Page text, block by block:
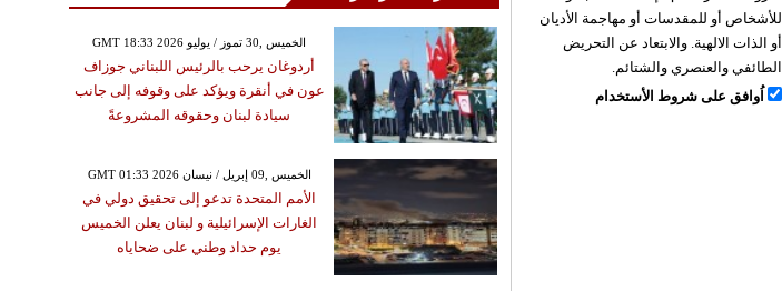
للأشخاص أو للمقدسات أو مهاجمة الأديان
أو الذات الالهية. والابتعاد عن التحريض
الطائفي والعنصري والشتائم.
اُوافق على شروط الأستخدام
GMT 18:33 2026 الخميس ,30 تموز / يوليو
أردوغان يرحب بالرئيس اللبناني جوزاف
عون في أنقرة ويؤكد على وقوفه إلى جانب
سيادة لبنان وحقوقه المشروعةً
GMT 01:33 2026 الخميس ,09 إبريل / نيسان
الأمم المتحدة تدعو إلى تحقيق دولي في
الغارات الإسرائيلية و لبنان يعلن الخميس
يوم حداد وطني على ضحاياه